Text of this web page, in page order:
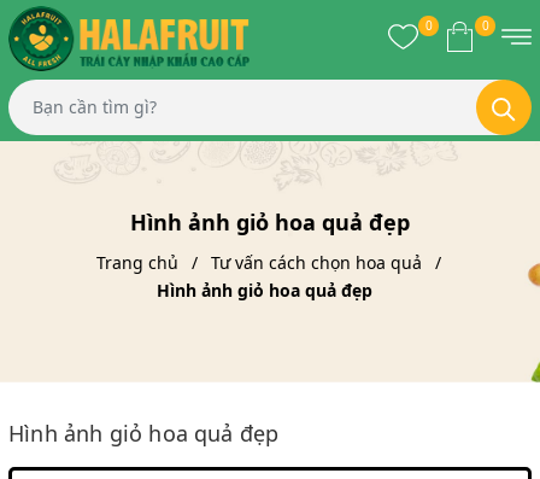
0 0
Hình ảnh giỏ hoa quả đẹp
Trang chủ
Tư vấn cách chọn hoa quả
Hình ảnh giỏ hoa quả đẹp
Hình ảnh giỏ hoa quả đẹp